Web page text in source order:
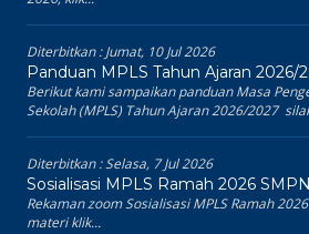
Diterbitkan :Jumat, 10 Jul 2026
Panduan MPLS Tahun Ajaran 2026/
Berikut kami sampaikan panduan Masa
Sekolah (MPLS) Tahun Ajaran 2026/2027
Diterbitkan :Selasa, 7 Jul 2026
Sosialisasi MPLS Ramah 2026
Rekaman zoom Sosialisasi MPLS Ramah
materi klik...